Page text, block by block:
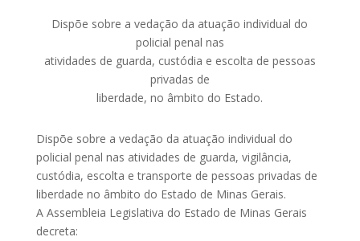
Dispõe sobre a vedação da atuação individual do
policial penal nas
atividades de guarda, custódia e escolta de pessoas
privadas de
liberdade, no âmbito do Estado.
Dispõe sobre a vedação da atuação individual do
policial penal nas atividades de guarda, vigilância,
custódia, escolta e transporte de pessoas privadas de
liberdade no âmbito do Estado de Minas Gerais.
A Assembleia Legislativa do Estado de Minas Gerais
decreta: